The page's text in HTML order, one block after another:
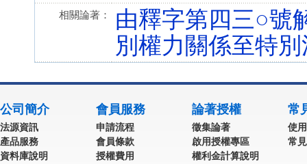
相關論著：
由釋字第四三○號
別權力關係至特
公司簡介
法源資訊
產品服務
資料庫說明
會員服務
申請流程
會員條款
授權費用
論著授權
徵集論著
啟用授權專區
權利金計算說明
常
使
常